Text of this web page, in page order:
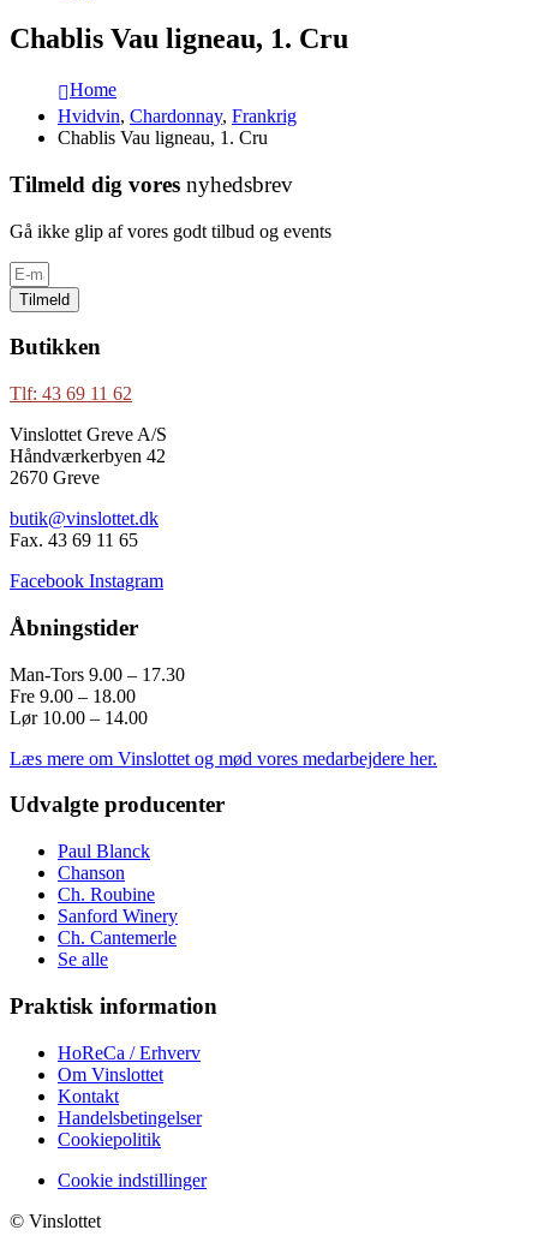
Chablis Vau ligneau, 1. Cru
Home
Hvidvin, Chardonnay, Frankrig
Chablis Vau ligneau, 1. Cru
Tilmeld dig vores nyhedsbrev
Gå ikke glip af vores godt tilbud og events
Tilmeld
Butikken
Tlf: 43 69 11 62
Vinslottet Greve A/S
Håndværkerbyen 42
2670 Greve
butik@vinslottet.dk
Fax. 43 69 11 65
Facebook Instagram
Åbningstider
Man-Tors 9.00 – 17.30
Fre 9.00 – 18.00
Lør 10.00 – 14.00
Læs mere om Vinslottet og mød vores medarbejdere her.
Udvalgte producenter
Paul Blanck
Chanson
Ch. Roubine
Sanford Winery
Ch. Cantemerle
Se alle
Praktisk information
HoReCa / Erhverv
Om Vinslottet
Kontakt
Handelsbetingelser
Cookiepolitik
Cookie indstillinger
© Vinslottet